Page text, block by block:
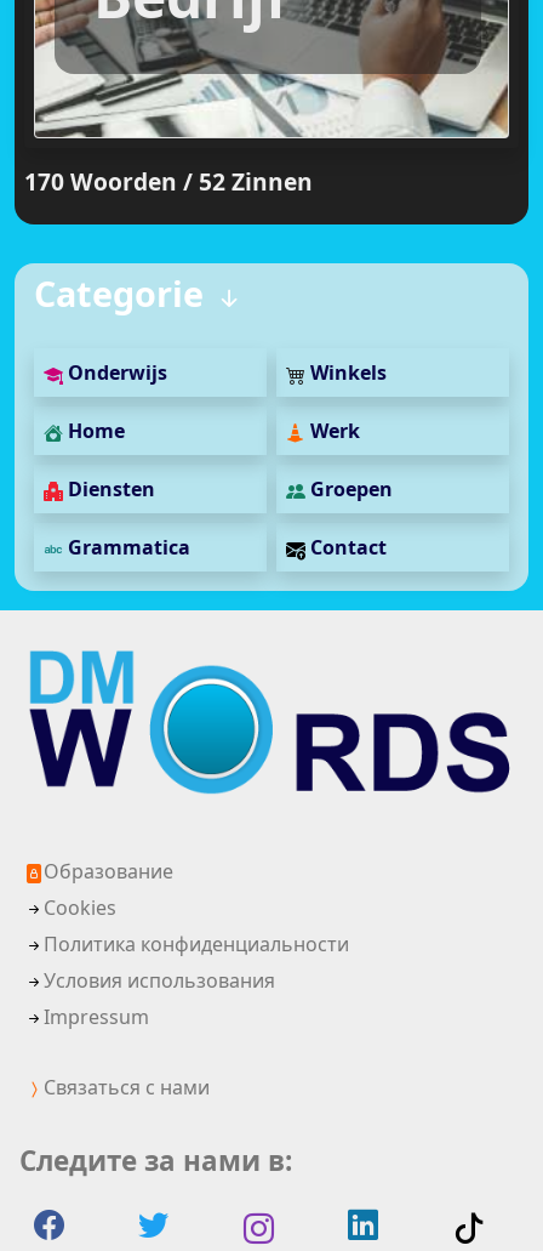
170 Woorden / 52 Zinnen
Categorie
Onderwijs Winkels
Home Werk
Diensten Groepen
Grammatica Contact
Образование
Cookies
Политика конфиденциальности
Условия использования
Impressum
Связаться с нами
Следите за нами в: